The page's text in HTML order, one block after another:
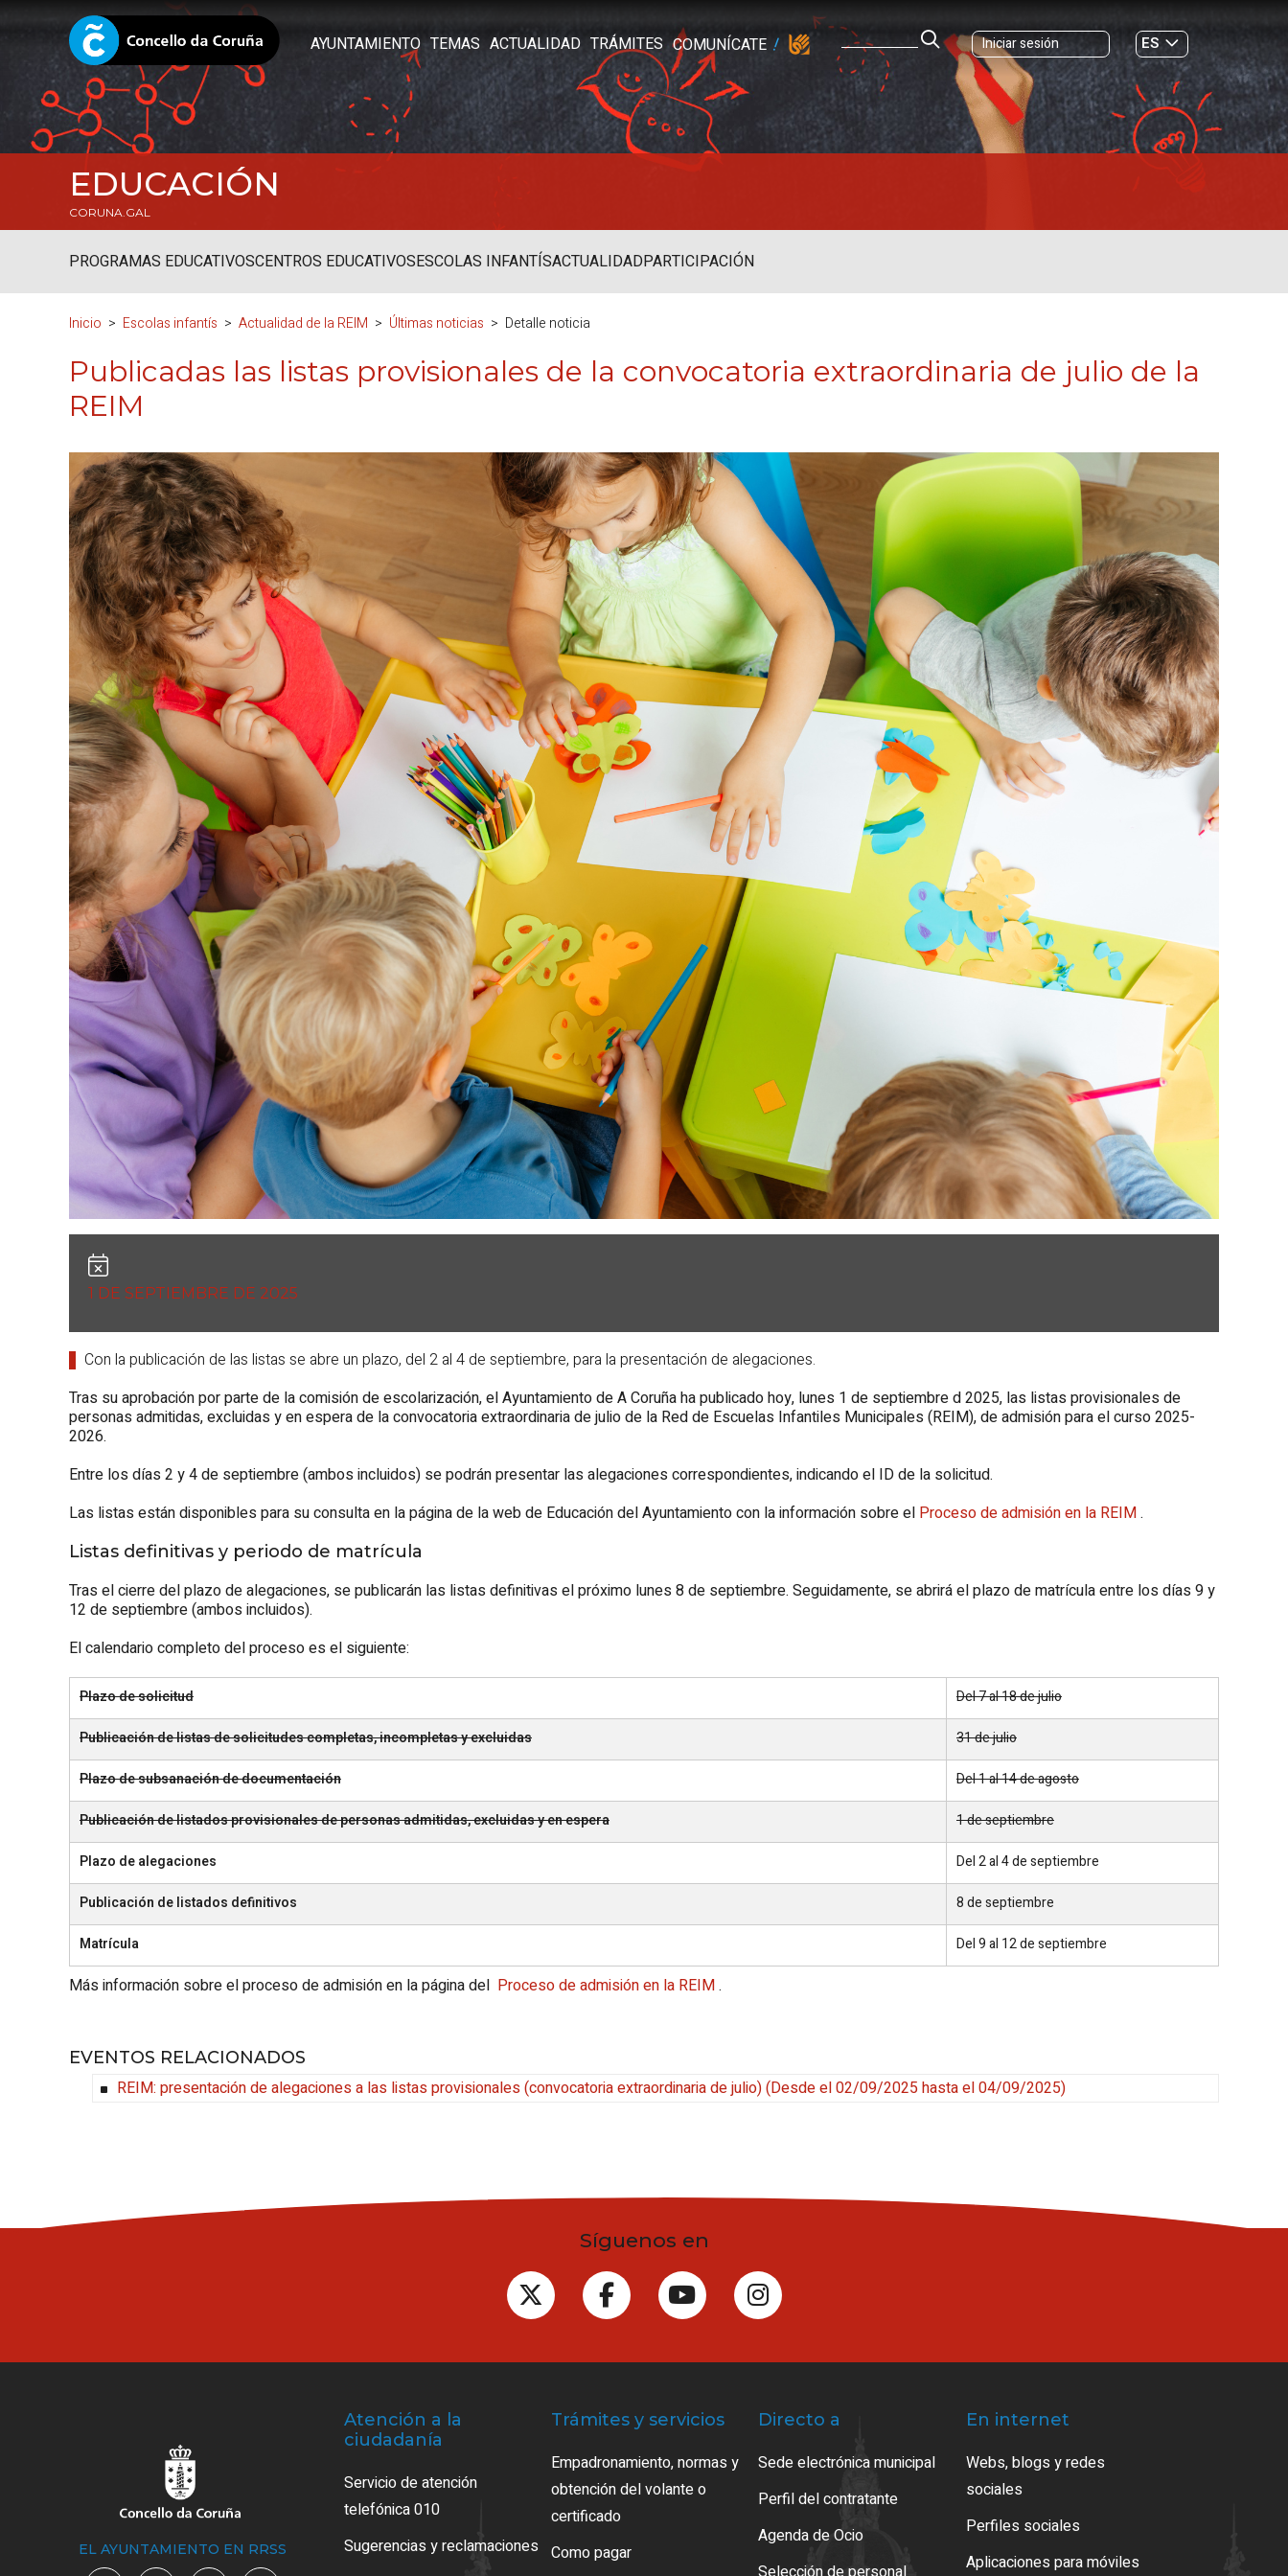
AYUNTAMIENTO TEMAS ACTUALIDAD TRÁMITES COMUNÍCATE Iniciar sesión
ES
GL
EDUCACIÓN
CORUNA.GAL
PROGRAMAS EDUCATIVOSCENTROS EDUCATIVOSESCOLAS INFANTÍSACTUALIDADPARTICIPACIÓN
Inicio Escolas infantís Actualidad de la REIM Últimas noticias Detalle noticia
Publicadas las listas provisionales de la convocatoria extraordinaria de julio de la
REIM
1 DE SEPTIEMBRE DE 2025
Con la publicación de las listas se abre un plazo, del 2 al 4 de septiembre, para la presentación de alegaciones.
Tras su aprobación por parte de la comisión de escolarización, el Ayuntamiento de A Coruña ha publicado hoy, lunes 1 de septiembre d 2025, las listas provisionales de
personas admitidas, excluidas y en espera de la convocatoria extraordinaria de julio de la Red de Escuelas Infantiles Municipales (REIM), de admisión para el curso 2025-
2026.
Entre los días 2 y 4 de septiembre (ambos incluidos) se podrán presentar las alegaciones correspondientes, indicando el ID de la solicitud.
Las listas están disponibles para su consulta en la página de la web de Educación del Ayuntamiento con la información sobre el Proceso de admisión en la REIM.
Listas definitivas y periodo de matrícula
Tras el cierre del plazo de alegaciones, se publicarán las listas definitivas el próximo lunes 8 de septiembre. Seguidamente, se abrirá el plazo de matrícula entre los días 9 y
12 de septiembre (ambos incluidos).
El calendario completo del proceso es el siguiente:
Plazo de solicitud Del 7 al 18 de julio
Publicación de listas de solicitudes completas, incompletas y excluidas 31 de julio
Plazo de subsanación de documentación Del 1 al 14 de agosto
Publicación de listados provisionales de personas admitidas, excluidas y en espera 1 de septiembre
Plazo de alegaciones Del 2 al 4 de septiembre
Publicación de listados definitivos 8 de septiembre
Matrícula Del 9 al 12 de septiembre
Más información sobre el proceso de admisión en la página del Proceso de admisión en la REIM.
EVENTOS RELACIONADOS
REIM: presentación de alegaciones a las listas provisionales (convocatoria extraordinaria de julio)(Desde el 02/09/2025 hasta el 04/09/2025)
Síguenos en
EL AYUNTAMIENTO EN RRSS
Atención a la
ciudadanía
Servicio de atención
telefónica 010
Sugerencias y reclamaciones
Trámites y servicios
Empadronamiento, normas y
obtención del volante o
certificado
Como pagar
Directo a
Sede electrónica municipal
Perfil del contratante
Agenda de Ocio
En internet
Webs, blogs y redes
sociales
Perfiles sociales
Aplicaciones para móviles